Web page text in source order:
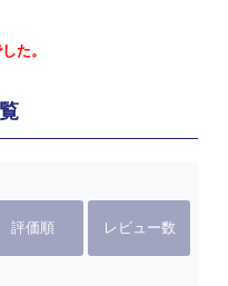
た。
評価順 レビュー数